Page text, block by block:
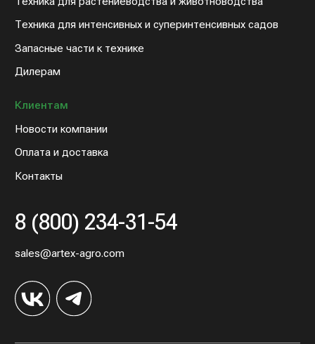
sales@artex-agro.com
Политика конфедициальности